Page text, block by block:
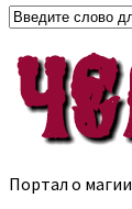
Портал о магии